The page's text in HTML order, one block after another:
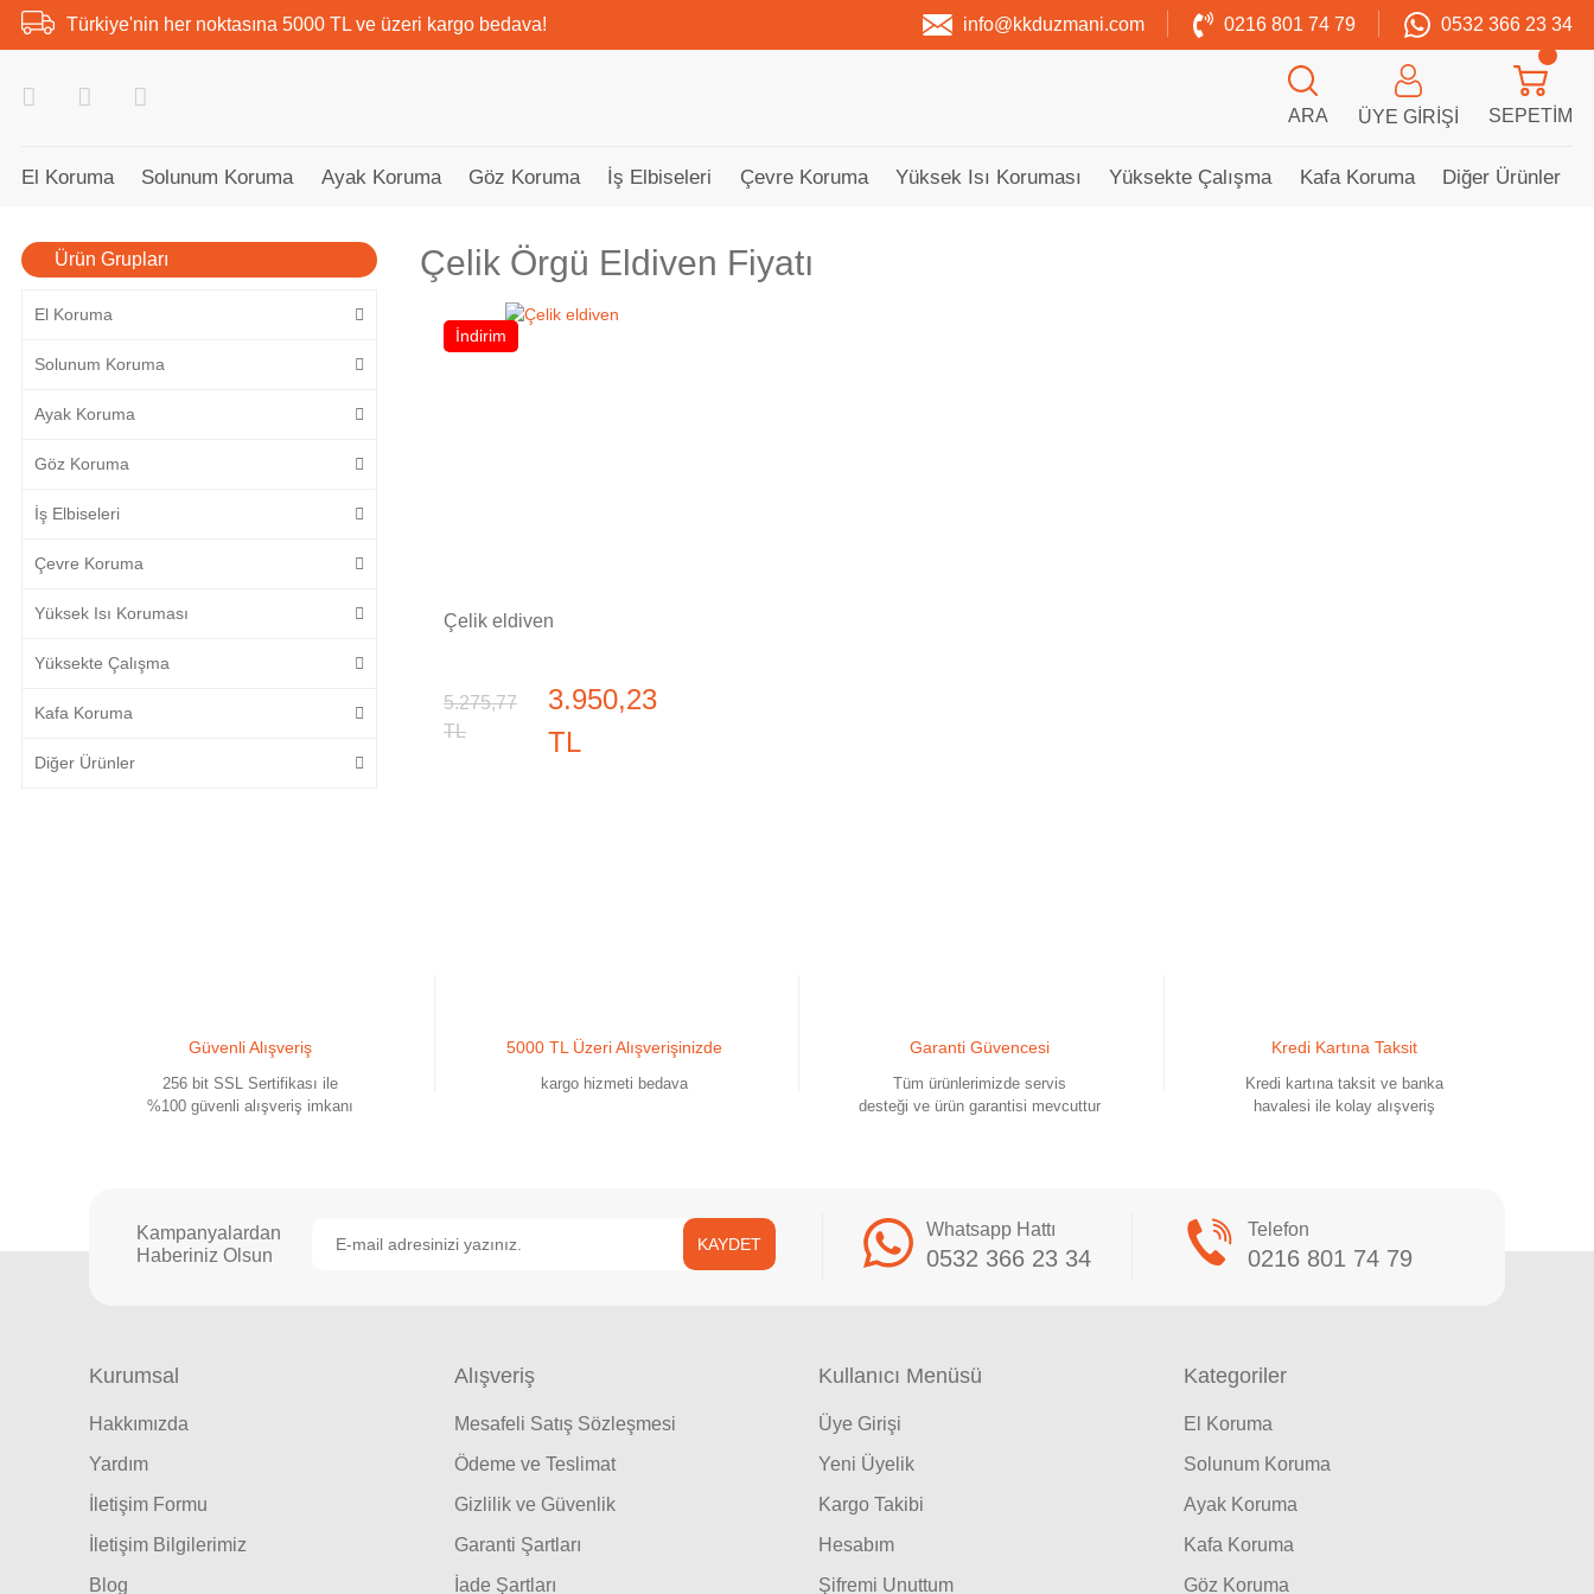
Türkiye'nin her noktasına 5000 TL ve üzeri kargo bedava! info@kkduzmani.com 0216 801 74 79 0532 366 23 34
ARA ÜYE GIRIŞI SEPETIM
El Koruma Solunum Koruma Ayak Koruma Göz Koruma İş Elbiseleri Çevre Koruma Yüksek Isı Koruması Yüksekte Çalışma Kafa Koruma Diğer Ürünler
Ürün Grupları
El Koruma
Solunum Koruma
Ayak Koruma
Göz Koruma
İş Elbiseleri
Çevre Koruma
Yüksek Isı Koruması
Yüksekte Çalışma
Kafa Koruma
Diğer Ürünler
Çelik Örgü Eldiven Fiyatı
İndirim
Çelik eldiven
5.275,77
TL
3.950,23
TL
Güvenli Alışveriş
256 bit SSL Sertifikası ile
%100 güvenli alışveriş imkanı
5000 TL Üzeri Alışverişinizde
kargo hizmeti bedava
Garanti Güvencesi
Tüm ürünlerimizde servis
desteği ve ürün garantisi mevcuttur
Kredi Kartına Taksit
Kredi kartına taksit ve banka
havalesi ile kolay alışveriş
Kampanyalardan
Haberiniz Olsun
KAYDET
Whatsapp Hattı
0532 366 23 34
Telefon
0216 801 74 79
Kurumsal
Hakkımızda
Yardım
İletişim Formu
İletişim Bilgilerimiz
Blog
Alışveriş
Mesafeli Satış Sözleşmesi
Ödeme ve Teslimat
Gizlilik ve Güvenlik
Garanti Şartları
İade Şartları
Kullanıcı Menüsü
Üye Girişi
Yeni Üyelik
Kargo Takibi
Hesabım
Şifremi Unuttum
Kategoriler
El Koruma
Solunum Koruma
Ayak Koruma
Kafa Koruma
Göz Koruma